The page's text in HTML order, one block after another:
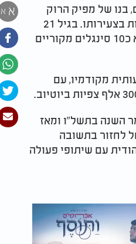
א א
בנו של מפיק הרוק
המיתולוגי שאול גרוסברג. הוא החל לנגן בגיל 12 ולהופיע על במות רבות בצעירותו. בגיל 21
החל תהליך של חזרה בתשובה דרך חסידות חב"ד בת"א, מאז הוא הוציא כ10 סינגלים מקוריים
מקודמיו, עם
השנה בתשל"ו ומאז
לחזור בתשובה
עם שיתופי פעולה